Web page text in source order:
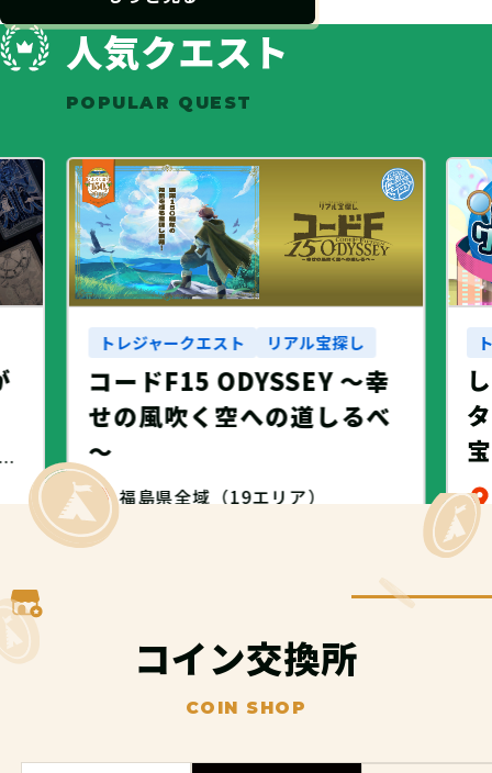
人気クエスト
POPULAR QUEST
・NANICA -NAGOYA-
トレジャークエスト リアル宝探し
コードF15 ODYSSEY ～幸
せの風吹く空への道しるべ
～
福島県全域（19エリア）
宝
コイン交換所
COIN SHOP